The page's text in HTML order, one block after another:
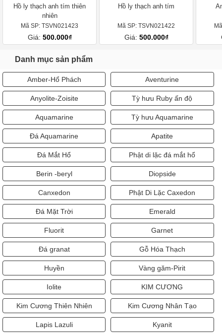
Hồ ly thạch anh tím thiên
nhiên
Mã SP: TSVN021423
Giá: 500.000₫
Hồ ly thạch anh tím
Mã SP: TSVN021422
Giá: 500.000₫
Danh mục sản phẩm
Amber-Hổ Phách Aventurine
Anyolite-Zoisite Tỳ hưu Ruby ấn độ
Aquamarine Tỳ hưu Aquamarine
Đá Aquamarine Apatite
Đá Mắt Hổ Phật di lặc đá mắt hổ
Berin -beryl Diopside
Canxedon Phật Di Lặc Caxedon
Đá Mặt Trời Emerald
Fluorit Garnet
Đá granat Gỗ Hóa Thạch
Huyền Vàng găm-Pirit
Iolite KIM CƯƠNG
Kim Cương Thiên Nhiên Kim Cương Nhân Tạo
Lapis Lazuli Kyanit